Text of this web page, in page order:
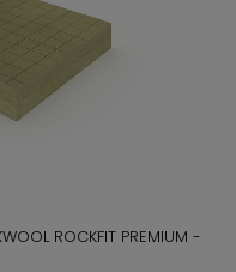
ROCKFIT PREMIUM -